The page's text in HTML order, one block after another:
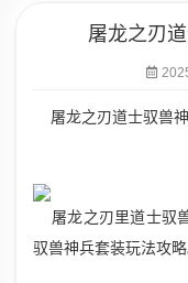
屠龙之刃
屠龙之刃道士驭兽
屠龙之刃里道士驭
驭兽神兵套装玩法攻略